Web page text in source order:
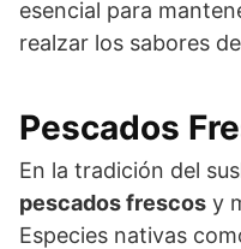
esencial para
realzar los sabores
Pescados
En la tradición del
pescados frescos y
Especies nativas